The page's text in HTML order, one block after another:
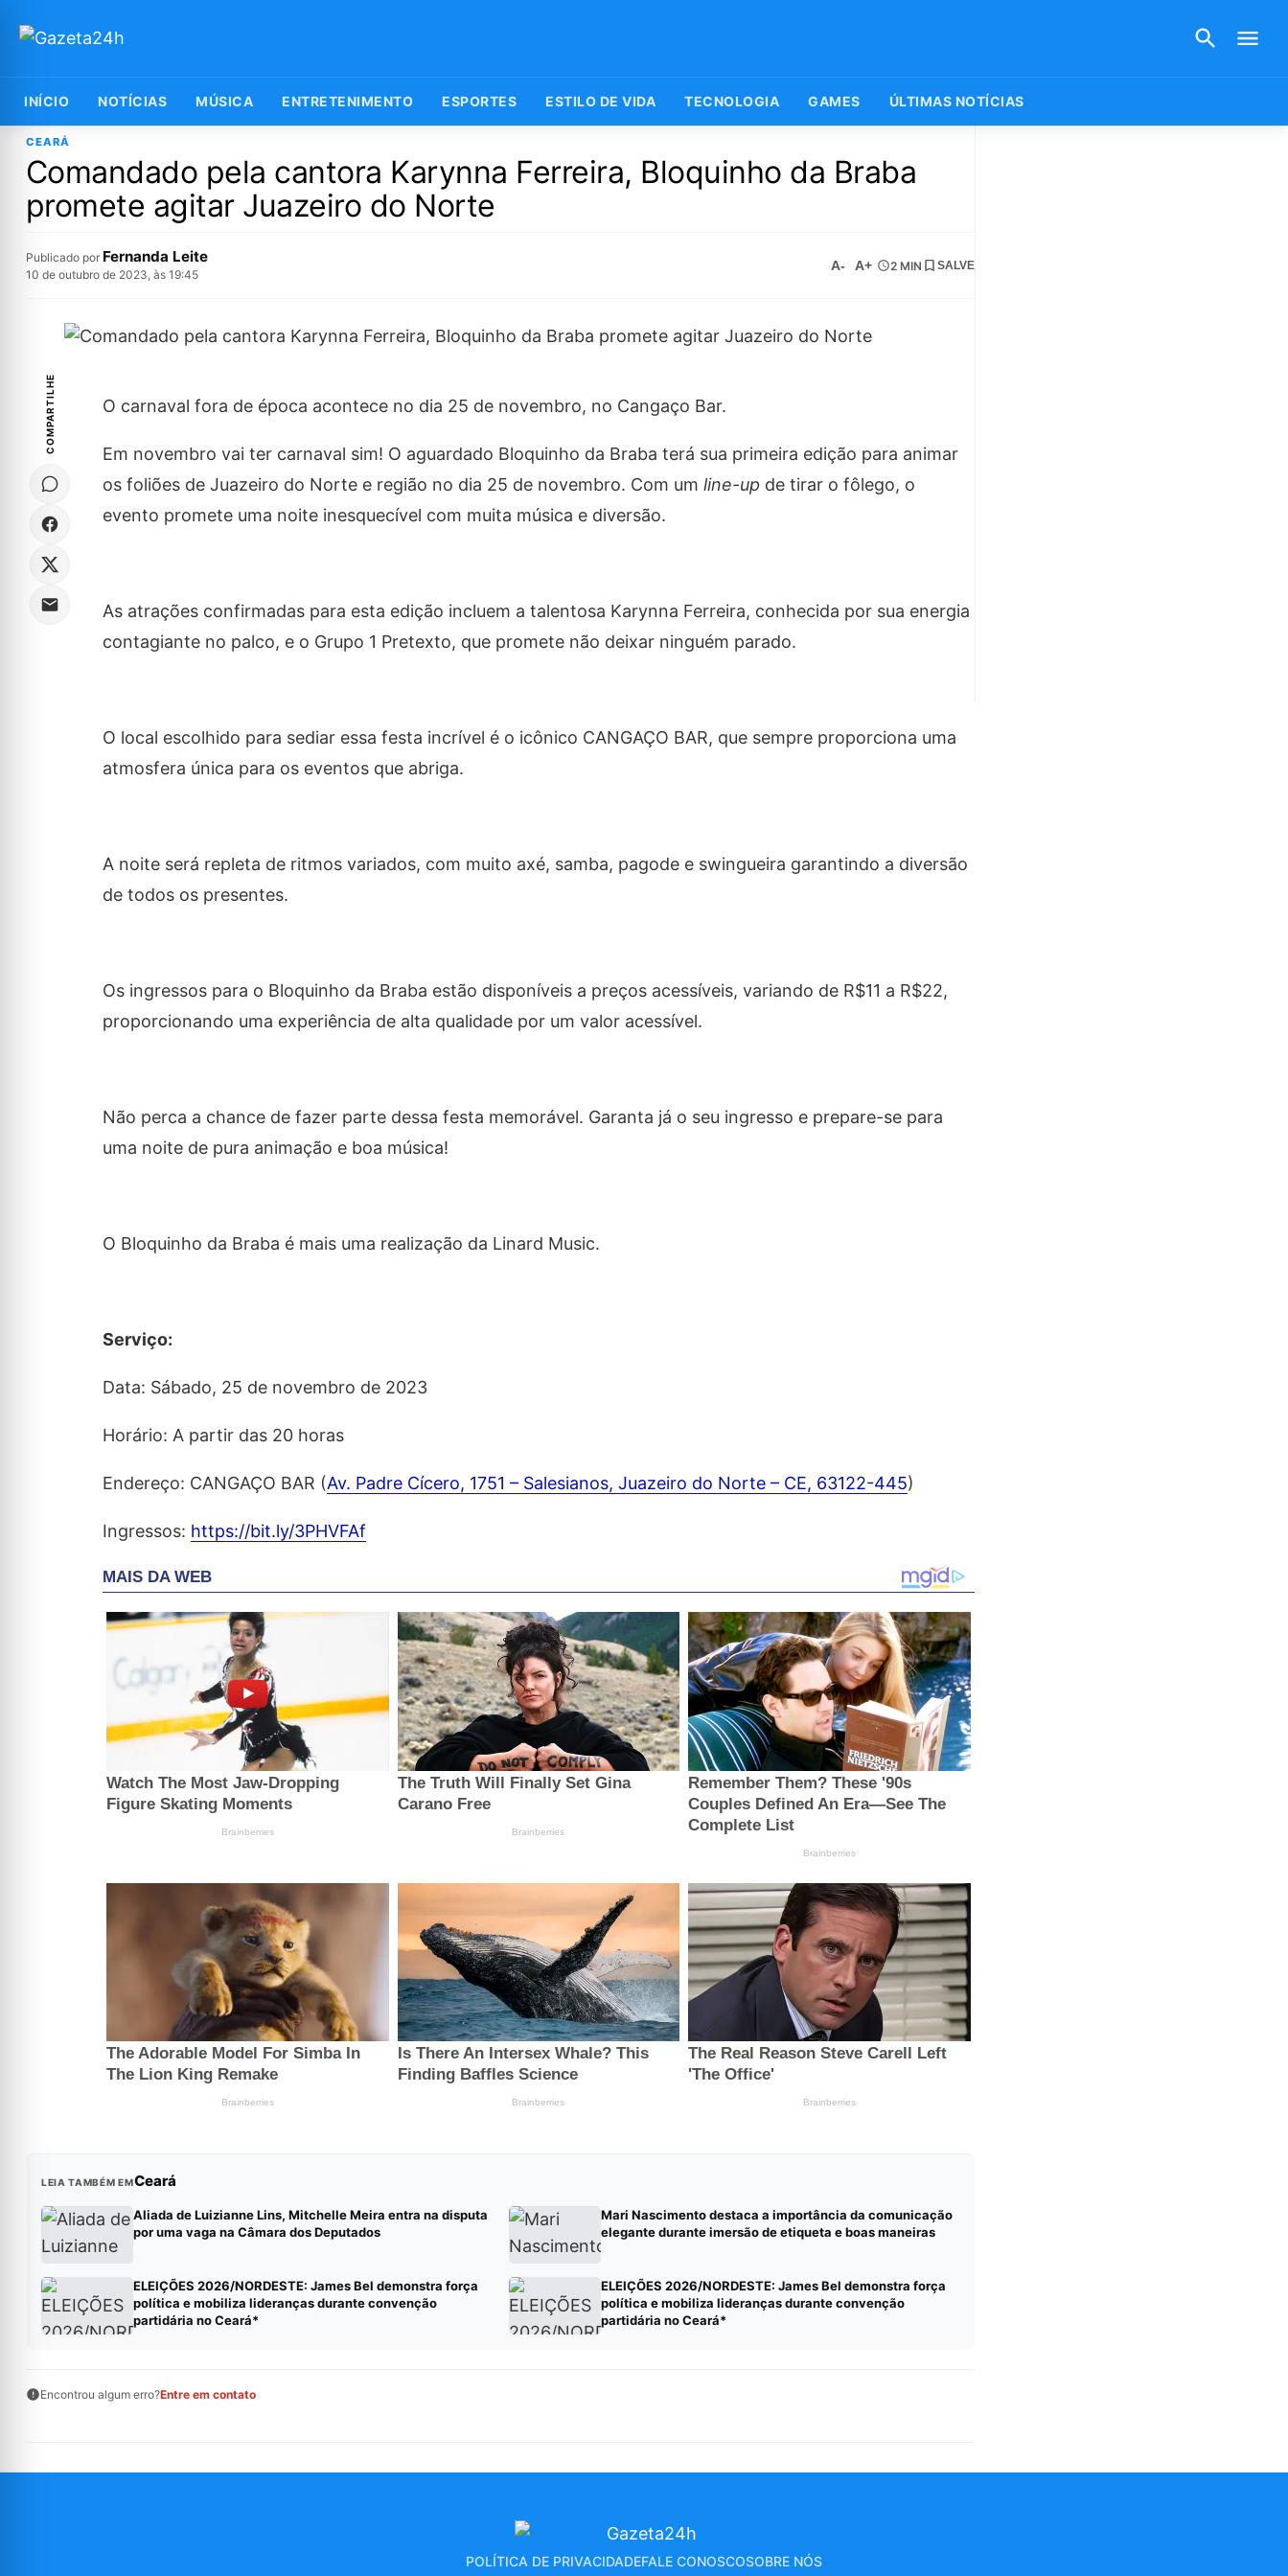
INÍCIO NOTÍCIAS MÚSICA ENTRETENIMENTO ESPORTES ESTILO DE VIDA TECNOLOGIA GAMES ÚLTIMAS NOTÍCIAS
CEARÁ
Comandado pela cantora Karynna Ferreira, Bloquinho da Braba
promete agitar Juazeiro do Norte
Publicado por Fernanda Leite
10 de outubro de 2023, às 19:45
A- A+ 2 MIN SALVE
COMPARTILHE O carnaval fora de época acontece no dia 25 de novembro, no Cangaço Bar.
Em novembro vai ter carnaval sim! O aguardado Bloquinho da Braba terá sua primeira edição para animar
os foliões de Juazeiro do Norte e região no dia 25 de novembro. Com um line-up de tirar o fôlego, o
evento promete uma noite inesquecível com muita música e diversão.
As atrações confirmadas para esta edição incluem a talentosa Karynna Ferreira, conhecida por sua energia
contagiante no palco, e o Grupo 1 Pretexto, que promete não deixar ninguém parado.
O local escolhido para sediar essa festa incrível é o icônico CANGAÇO BAR, que sempre proporciona uma
atmosfera única para os eventos que abriga.
A noite será repleta de ritmos variados, com muito axé, samba, pagode e swingueira garantindo a diversão
de todos os presentes.
Os ingressos para o Bloquinho da Braba estão disponíveis a preços acessíveis, variando de R$11 a R$22,
proporcionando uma experiência de alta qualidade por um valor acessível.
Não perca a chance de fazer parte dessa festa memorável. Garanta já o seu ingresso e prepare-se para
uma noite de pura animação e boa música!
O Bloquinho da Braba é mais uma realização da Linard Music.
Serviço:
Data: Sábado, 25 de novembro de 2023
Horário: A partir das 20 horas
Endereço: CANGAÇO BAR (Av. Padre Cícero, 1751 – Salesianos, Juazeiro do Norte – CE, 63122-445)
Ingressos: https://bit.ly/3PHVFAf
LEIA TAMBÉM EMCeará
Aliada de Luizianne Lins, Mitchelle Meira entra na disputa
por uma vaga na Câmara dos Deputados
Mari Nascimento destaca a importância da comunicação
elegante durante imersão de etiqueta e boas maneiras
ELEIÇÕES 2026/NORDESTE: James Bel demonstra força
política e mobiliza lideranças durante convenção
partidária no Ceará*
ELEIÇÕES 2026/NORDESTE: James Bel demonstra força
política e mobiliza lideranças durante convenção
partidária no Ceará*
Encontrou algum erro?Entre em contato
POLÍTICA DE PRIVACIDADEFALE CONOSCOSOBRE NÓS